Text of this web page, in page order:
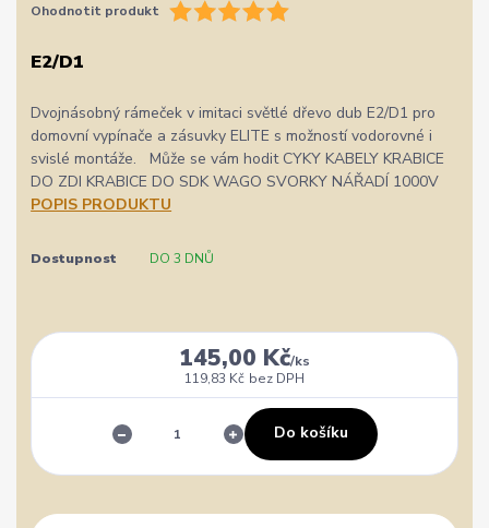
Ohodnotit produkt
E2/D1
Dvojnásobný rámeček v imitaci světlé dřevo dub E2/D1 pro
domovní vypínače a zásuvky ELITE s možností vodorovné i
svislé montáže. Může se vám hodit CYKY KABELY KRABICE
DO ZDI KRABICE DO SDK WAGO SVORKY NÁŘADÍ 1000V
POPIS PRODUKTU
Dostupnost DO 3 DNŮ
145,00 Kč/ks
119,83 Kč bez DPH
Do košíku